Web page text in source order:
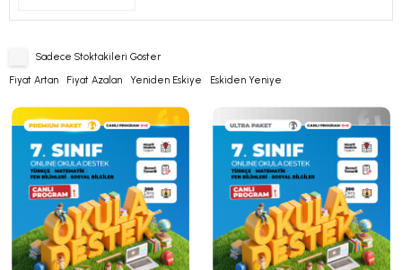
Sadece Stoktakileri Göster
Fiyat Artan Fiyat Azalan Yeniden Eskiye Eskiden Yeniye